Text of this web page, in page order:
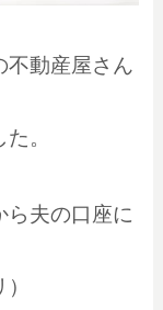
不動産屋さん
。
ら夫の口座に